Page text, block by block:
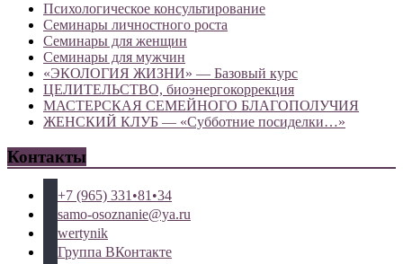
Психологическое консультирование
Семинары личностного роста
Семинары для женщин
Семинары для мужчин
«ЭКОЛОГИЯ ЖИЗНИ» — Базовый курс
ЦЕЛИТЕЛЬСТВО, биоэнергокоррекция
МАСТЕРСКАЯ СЕМЕЙНОГО БЛАГОПОЛУЧИЯ
ЖЕНСКИЙ КЛУБ — «Субботние посиделки…»
Контакты
+7 (965) 331•81•34
samo-osoznanie@ya.ru
wertynik
Группа ВКонтакте